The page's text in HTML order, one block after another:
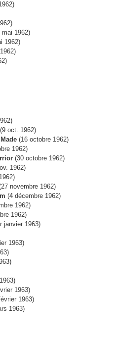
mai 1962)
1962)
(9 oct. 1962)
(16 octobre 1962)
1962)
(30 octobre 1962)
1962)
novembre 1962)
(4 décembre 1962)
1962)
1962)
janvier 1963)
1963)
1963)
1963)
1963)